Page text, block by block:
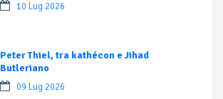
10 Lug 2026
Peter Thiel, tra kathécon e Jihad
Butleriano
09 Lug 2026